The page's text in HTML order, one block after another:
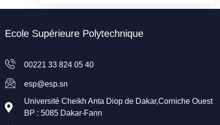
Ecole Supérieure Polytechnique
00221 33 824 05 40
esp@esp.sn
Université Cheikh Anta Diop de Dakar,Corniche Ouest
BP : 5085 Dakar-Fann